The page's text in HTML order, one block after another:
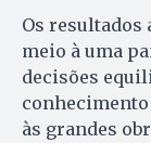
Os resultados
meio à uma
decisões
às grandes